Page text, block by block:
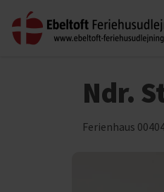
Ndr.
Ferienhaus